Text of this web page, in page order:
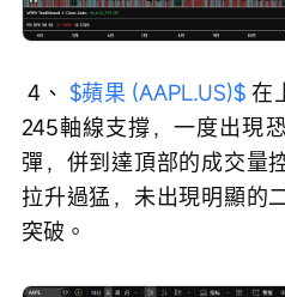
4、 $蘋果 (AAPL.US)$ 在
245軸線支撐，一度出現
彈，併到達頂部的成交量
拉升過猛，未出現明顯的
突破。